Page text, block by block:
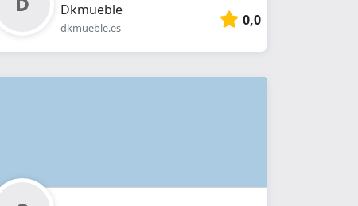
Dkmueble
dkmueble.es 0,0